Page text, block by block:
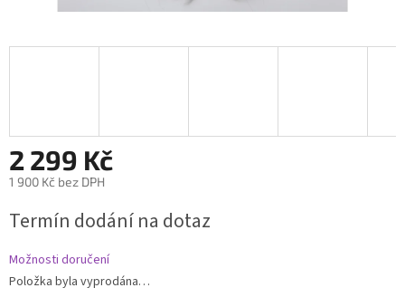
2 299 Kč
1 900 Kč bez DPH
cena:
Termín dodání na dotaz
Možnosti doručení
Položka byla vyprodána…